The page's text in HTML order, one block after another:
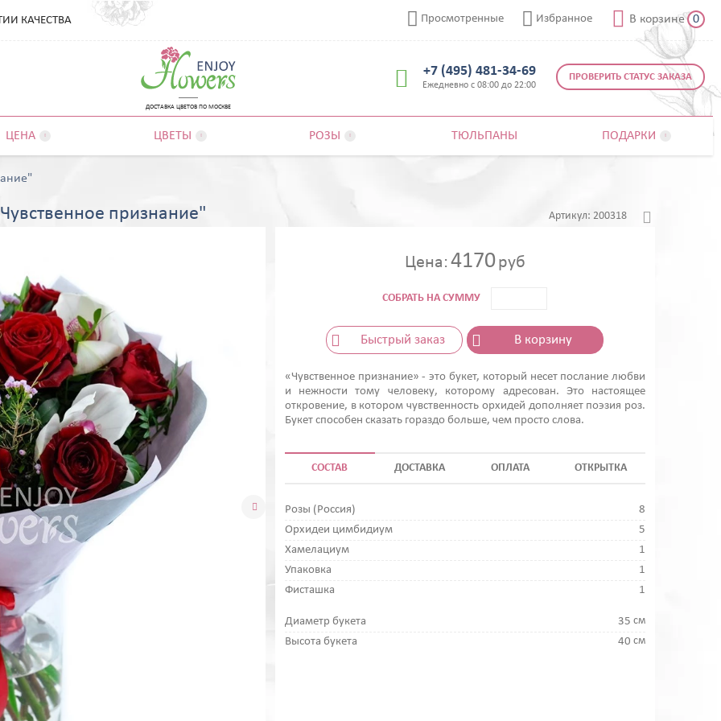
ДОСТАВКА ЦВЕТОВ ПО МОСКВЕ
 +7 (495) 481-34-69
Ежедневно с 08:00 до 22:00
 Просмотренные  Избранное  В корзине 0
ПРОВЕРИТЬ СТАТУС ЗАКАЗА
КАЧЕСТВА
ЦЕНА ЦВЕТЫ РОЗЫ ТЮЛЬПАНЫ ПОДАРКИ
признание" Артикул: 200318

Цена: 4170руб
СОБРАТЬ НА СУММУ
Быстрый заказ В корзину
«Чувственное признание» - это букет, который несет послание любви
и нежности тому человеку, которому адресован. Это настоящее
откровение, в котором чувственность орхидей дополняет поэзия роз.
Букет способен сказать гораздо больше, чем просто слова.
СОСТАВ ДОСТАВКА ОПЛАТА ОТКРЫТКА
Розы (Россия)
8
Орхидеи цимбидиум
5
Хамелациум
1
Упаковка
1
Фисташка
1
Диаметр букета 35 см
Высота букета
40 см
